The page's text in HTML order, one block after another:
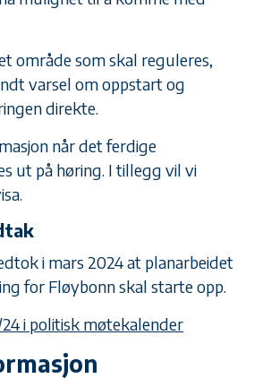
område som skal reguleres,
varsel om oppstart og
direkte.
når det ferdige
ut på høring. I tillegg vil vi
i mars 2024 at planarbeidet
for Fløybonn skal starte opp.
24 i politisk møtekalender